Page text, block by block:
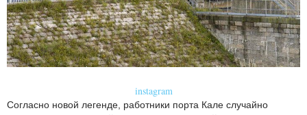
instagram
Согласно новой легенде, работники порта Кале случайно